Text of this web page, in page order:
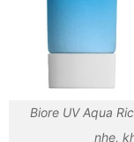
Biore UV Aqua
nhẹ,